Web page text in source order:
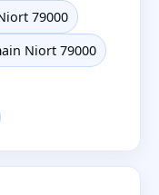
79000
Niort 79000